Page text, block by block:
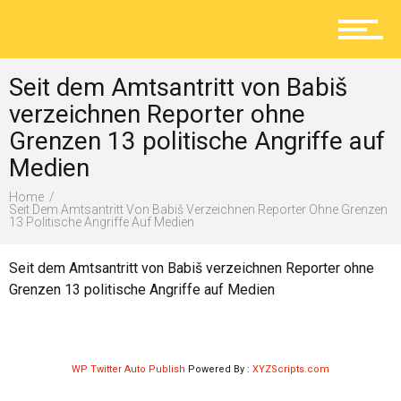
Lokal
Ratgeber
Seit dem Amtsantritt von Babiš
verzeichnen Reporter ohne
Grenzen 13 politische Angriffe auf
Medien
Home
Seit Dem Amtsantritt Von Babiš Verzeichnen Reporter Ohne Grenzen
13 Politische Angriffe Auf Medien
Seit dem Amtsantritt von Babiš verzeichnen Reporter ohne
Grenzen 13 politische Angriffe auf Medien
WP Twitter Auto Publish Powered By : XYZScripts.com